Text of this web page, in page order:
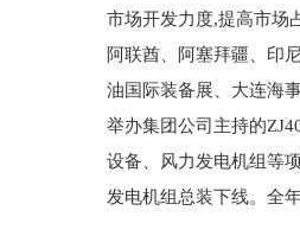
市场开发力度,提高市场
阿联酋、阿塞拜疆、印
油国际装备展、大连海
举办集团公司主持的
设备、风力发电机组等
发电机组总装下线。全